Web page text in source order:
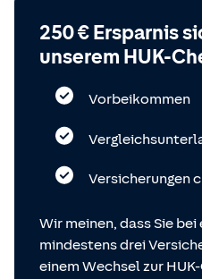
250 € Ersparnis
unserem HUK-
Vorbeikommen
Versicherungen
Wir meinen, dass Sie
mindestens drei
einem Wechsel zur